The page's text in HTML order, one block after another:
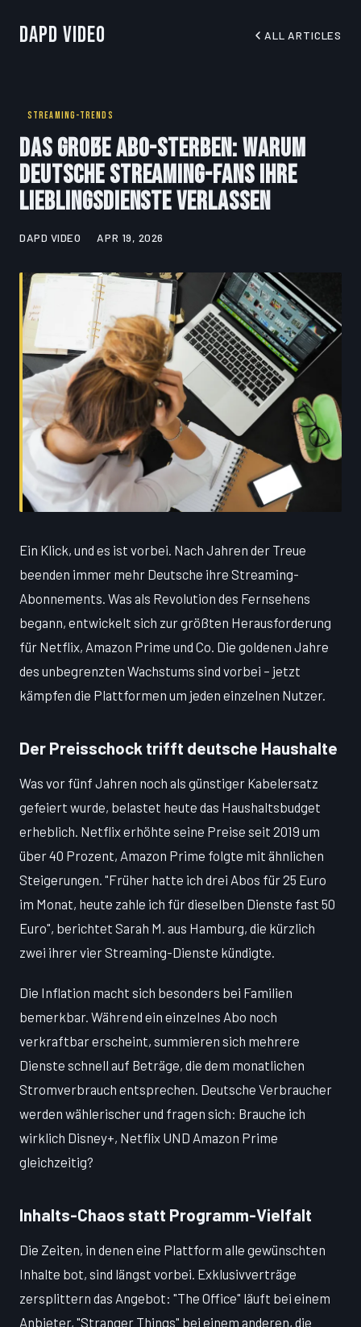
DapD Video ALL ARTICLES
STREAMING-TRENDS
Das große Abo-Sterben: Warum
deutsche Streaming-Fans ihre
Lieblingsdienste verlassen
DAPD VIDEO APR 19, 2026
Ein Klick, und es ist vorbei. Nach Jahren der Treue
beenden immer mehr Deutsche ihre Streaming-
Abonnements. Was als Revolution des Fernsehens
begann, entwickelt sich zur größten Herausforderung
für Netflix, Amazon Prime und Co. Die goldenen Jahre
des unbegrenzten Wachstums sind vorbei – jetzt
kämpfen die Plattformen um jeden einzelnen Nutzer.
Der Preisschock trifft deutsche Haushalte
Was vor fünf Jahren noch als günstiger Kabelersatz
gefeiert wurde, belastet heute das Haushaltsbudget
erheblich. Netflix erhöhte seine Preise seit 2019 um
über 40 Prozent, Amazon Prime folgte mit ähnlichen
Steigerungen. "Früher hatte ich drei Abos für 25 Euro
im Monat, heute zahle ich für dieselben Dienste fast 50
Euro", berichtet Sarah M. aus Hamburg, die kürzlich
zwei ihrer vier Streaming-Dienste kündigte.
Die Inflation macht sich besonders bei Familien
bemerkbar. Während ein einzelnes Abo noch
verkraftbar erscheint, summieren sich mehrere
Dienste schnell auf Beträge, die dem monatlichen
Stromverbrauch entsprechen. Deutsche Verbraucher
werden wählerischer und fragen sich: Brauche ich
wirklich Disney+, Netflix UND Amazon Prime
gleichzeitig?
Inhalts-Chaos statt Programm-Vielfalt
Die Zeiten, in denen eine Plattform alle gewünschten
Inhalte bot, sind längst vorbei. Exklusivverträge
zersplittern das Angebot: "The Office" läuft bei einem
Anbieter, "Stranger Things" bei einem anderen, die